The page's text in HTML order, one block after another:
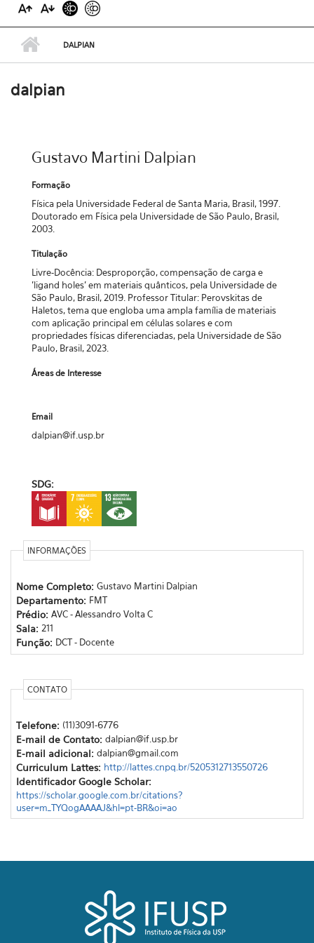
DALPIAN
dalpian
Gustavo Martini Dalpian
Formação
Física pela Universidade Federal de Santa Maria, Brasil, 1997.
Doutorado em Física pela Universidade de São Paulo, Brasil,
2003.
Titulação
Livre-Docência: Desproporção, compensação de carga e
'ligand holes' em materiais quânticos, pela Universidade de
São Paulo, Brasil, 2019. Professor Titular: Perovskitas de
Haletos, tema que engloba uma ampla família de materiais
com aplicação principal em células solares e com
propriedades físicas diferenciadas, pela Universidade de São
Paulo, Brasil, 2023.
Áreas de Interesse
Email
dalpian@if.usp.br
SDG:
INFORMAÇÕES
Nome Completo: Gustavo Martini Dalpian
Departamento: FMT
Prédio: AVC - Alessandro Volta C
Sala: 211
Função: DCT - Docente
CONTATO
Telefone: (11)3091-6776
E-mail de Contato: dalpian@if.usp.br
E-mail adicional: dalpian@gmail.com
Curriculum Lattes: http://lattes.cnpq.br/5205312713550726
Identificador Google Scholar:
https://scholar.google.com.br/citations?
user=m_TYQogAAAAJ&hl=pt-BR&oi=ao